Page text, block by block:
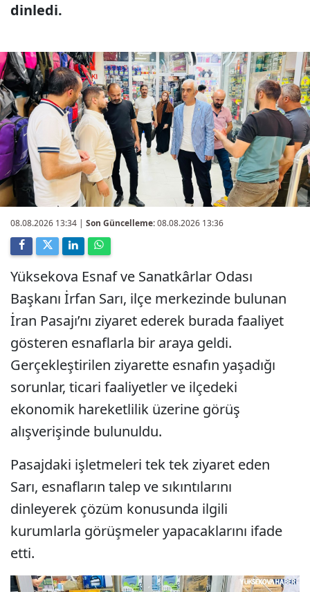
dinledi.
08.08.2026 13:34 | Son Güncelleme:08.08.2026 13:36
Yüksekova Esnaf ve Sanatkârlar Odası
Başkanı İrfan Sarı, ilçe merkezinde bulunan
İran Pasajı’nı ziyaret ederek burada faaliyet
gösteren esnaflarla bir araya geldi.
Gerçekleştirilen ziyarette esnafın yaşadığı
sorunlar, ticari faaliyetler ve ilçedeki
ekonomik hareketlilik üzerine görüş
alışverişinde bulunuldu.
Pasajdaki işletmeleri tek tek ziyaret eden
Sarı, esnafların talep ve sıkıntılarını
dinleyerek çözüm konusunda ilgili
kurumlarla görüşmeler yapacaklarını ifade
etti.